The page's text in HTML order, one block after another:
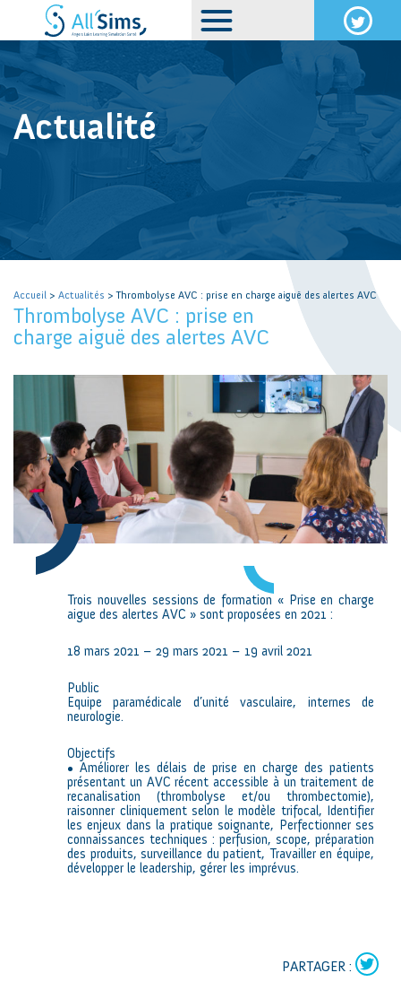
Actualité
Accueil > Actualités > Thrombolyse AVC : prise en charge aiguë des alertes AVC
Thrombolyse AVC : prise en
charge aiguë des alertes AVC
Trois nouvelles sessions de formation « Prise en charge
aigue des alertes AVC » sont proposées en 2021 :
18 mars 2021 – 29 mars 2021 – 19 avril 2021
Public
Equipe paramédicale d’unité vasculaire, internes de
neurologie.
Objectifs
• Améliorer les délais de prise en charge des patients
présentant un AVC récent accessible à un traitement de
recanalisation (thrombolyse et/ou thrombectomie),
raisonner cliniquement selon le modèle trifocal, Identifier
les enjeux dans la pratique soignante, Perfectionner ses
connaissances techniques : perfusion, scope, préparation
des produits, surveillance du patient, Travailler en équipe,
développer le leadership, gérer les imprévus.
PARTAGER :